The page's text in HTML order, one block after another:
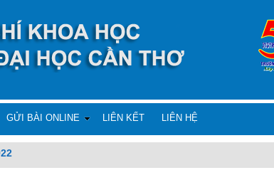
GỬI BÀI ONLINE LIÊN KẾT LIÊN HỆ